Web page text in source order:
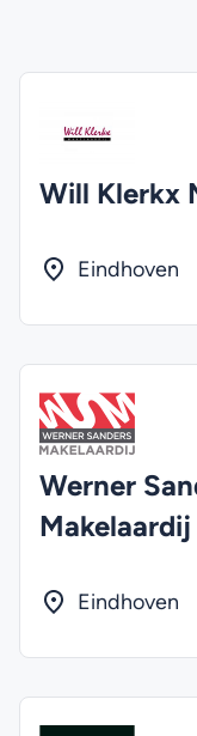
Will Klerkx
Eindhoven
Werner
Makelaardij
Eindhoven